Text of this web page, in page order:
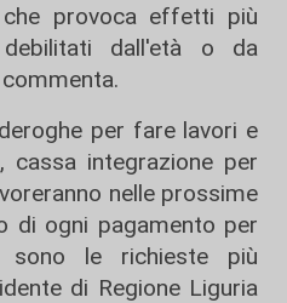
provoca effetti più
dall'età o da
per fare lavori e
cassa integrazione per
nelle prossime
di ogni pagamento per
sono le richieste più
di Regione Liguria